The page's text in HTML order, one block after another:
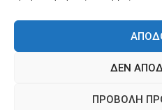
ΔΕΝ
ΠΡΟΒΟΛΉ
gowithraw.gr © 2020 |